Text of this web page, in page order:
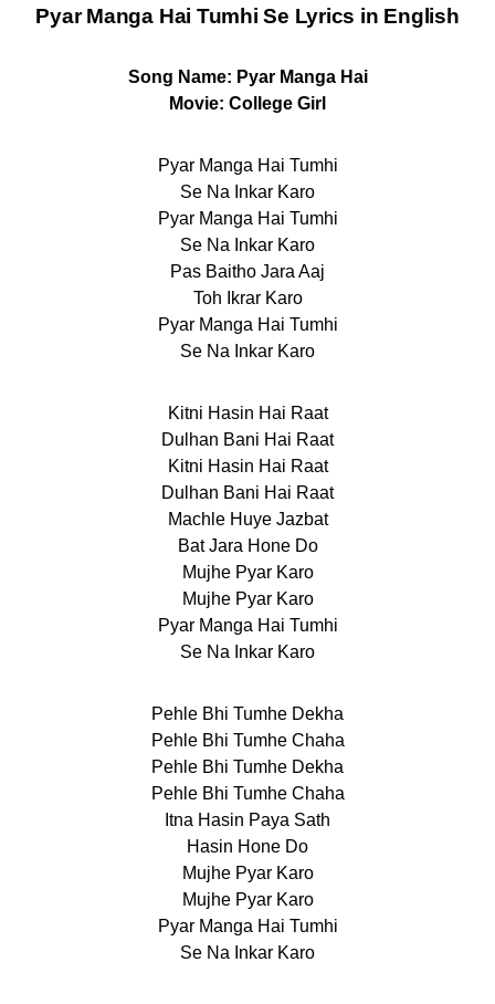
Pyar Manga Hai Tumhi Se Lyrics in English
Song Name: Pyar Manga Hai
Movie: College Girl
Pyar Manga Hai Tumhi
Se Na Inkar Karo
Pyar Manga Hai Tumhi
Se Na Inkar Karo
Pas Baitho Jara Aaj
Toh Ikrar Karo
Pyar Manga Hai Tumhi
Se Na Inkar Karo
Kitni Hasin Hai Raat
Dulhan Bani Hai Raat
Kitni Hasin Hai Raat
Dulhan Bani Hai Raat
Machle Huye Jazbat
Bat Jara Hone Do
Mujhe Pyar Karo
Mujhe Pyar Karo
Pyar Manga Hai Tumhi
Se Na Inkar Karo
Pehle Bhi Tumhe Dekha
Pehle Bhi Tumhe Chaha
Pehle Bhi Tumhe Dekha
Pehle Bhi Tumhe Chaha
Itna Hasin Paya Sath
Hasin Hone Do
Mujhe Pyar Karo
Mujhe Pyar Karo
Pyar Manga Hai Tumhi
Se Na Inkar Karo